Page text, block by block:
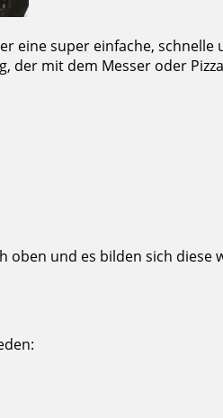
eine super einfache, schnelle
der mit dem Messer oder
oben und es bilden sich diese